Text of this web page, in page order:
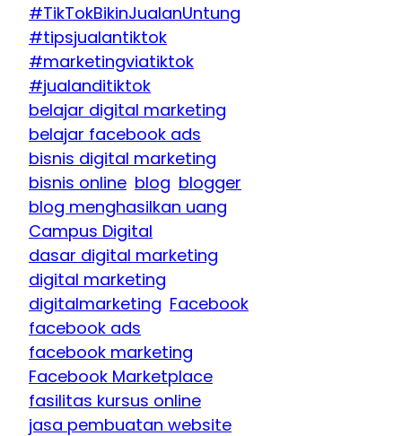
#TikTokBikinJualanUntung
#tipsjualantiktok
#marketingviatiktok
#jualanditiktok
belajar digital marketing
belajar facebook ads
bisnis digital marketing
bisnis online blog blogger
blog menghasilkan uang
Campus Digital
dasar digital marketing
digital marketing
digitalmarketing Facebook
facebook ads
facebook marketing
Facebook Marketplace
fasilitas kursus online
jasa pembuatan website